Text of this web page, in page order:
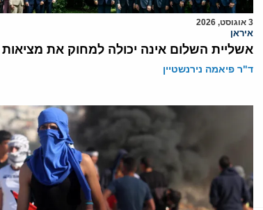
3 אוגוסט, 2026
איראן
אשליית השלום אינה יכולה למחוק את
ד"ר פיאמה נירנשטיין